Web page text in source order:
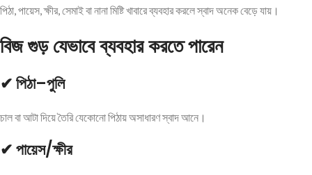
পিঠা, পায়েস, ক্ষীর, সেমাই বা নানা মিষ্টি খাবারে ব্যবহার করলে স্বাদ অনেক বেড়ে যায়।
বিজ গুড় যেভাবে ব্যবহার করতে পারেন
✔ পিঠা–পুলি
চাল বা আটা দিয়ে তৈরি যেকোনো পিঠায় অসাধারণ স্বাদ আনে।
✔ পায়েস/ক্ষীর